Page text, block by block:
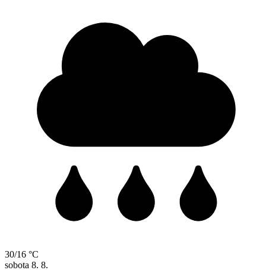
30/16 °C
sobota 8. 8.